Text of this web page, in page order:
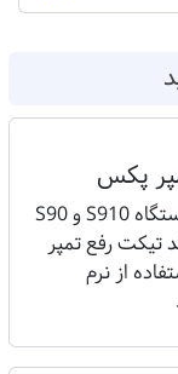
پکس
برای رفع تمپر دستگاه S910 و S90
تیکت رفع تمپر
از نرم